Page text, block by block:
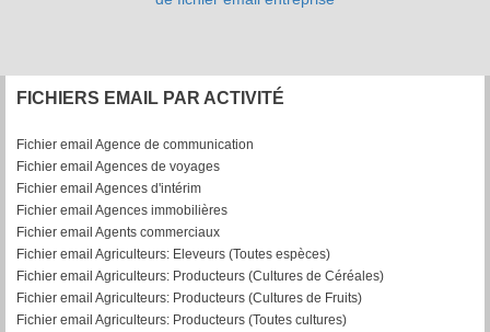
FICHIERS EMAIL PAR ACTIVITÉ
Fichier email Agence de communication
Fichier email Agences de voyages
Fichier email Agences d'intérim
Fichier email Agences immobilières
Fichier email Agents commerciaux
Fichier email Agriculteurs: Eleveurs (Toutes espèces)
Fichier email Agriculteurs: Producteurs (Cultures de Céréales)
Fichier email Agriculteurs: Producteurs (Cultures de Fruits)
Fichier email Agriculteurs: Producteurs (Toutes cultures)